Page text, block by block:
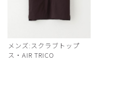
メンズ:スクラブトップ
ス・AIR TRICO